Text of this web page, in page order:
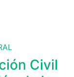
Civil